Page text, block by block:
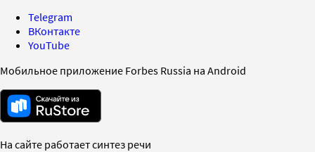
Telegram
ВКонтакте
YouTube
Мобильное приложение Forbes Russia на Android
На сайте работает синтез речи